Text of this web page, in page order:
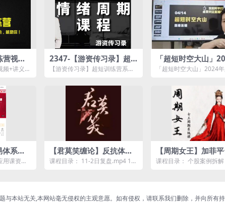
视频
频+讲义资
2347-【游资传习录】超
短训练营系统课，情绪周
【游资传习录】超短训练营系统
课程目录...
「超短时空大山」
超时空的大山视频
「超短时空大山」2024
系股
用课资源
【君莫笑缠论】反抗体系
提高班每日复盘61讲
课程目录： 11-2日复盘.mp4 11-
【周期女王】加菲
然之力万法归一女
课程目录： 个股案例拆解
与本站无关,本网站毫无侵权的主观意愿。如有侵权，请联系我们删除，并向所有